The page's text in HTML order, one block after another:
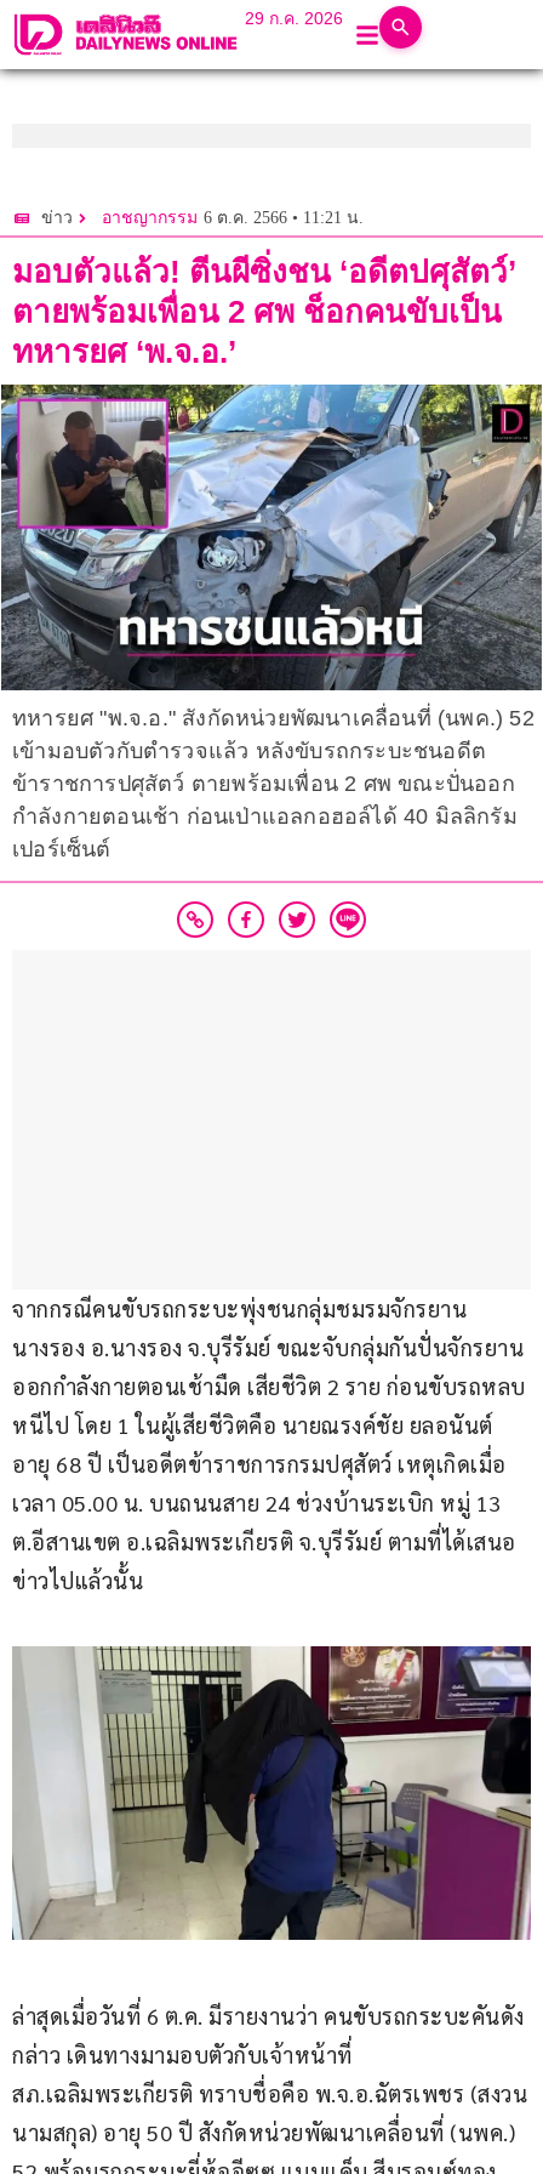
29 ก.ค. 2026
ข่าว อาชญากรรม 6 ต.ค. 2566 • 11:21 น.
มอบตัวแล้ว! ตีนผีซิ่งชน ‘อดีตปศุสัตว์’
ตายพร้อมเพื่อน 2 ศพ ช็อกคนขับเป็น
ทหารยศ ‘พ.จ.อ.’
ทหารยศ "พ.จ.อ." สังกัดหน่วยพัฒนาเคลื่อนที่ (นพค.) 52
เข้ามอบตัวกับตำรวจแล้ว หลังขับรถกระบะชนอดีต
ข้าราชการปศุสัตว์ ตายพร้อมเพื่อน 2 ศพ ขณะปั่นออก
กำลังกายตอนเช้า ก่อนเป่าแอลกอฮอล์ได้ 40 มิลลิกรัม
เปอร์เซ็นต์
จากกรณีคนขับรถกระบะพุ่งชนกลุ่มชมรมจักรยาน
นางรอง อ.นางรอง จ.บุรีรัมย์ ขณะจับกลุ่มกันปั่นจักรยาน
ออกกำลังกายตอนเช้ามืด เสียชีวิต 2 ราย ก่อนขับรถหลบ
หนีไป โดย 1 ในผู้เสียชีวิตคือ นายณรงค์ชัย ยลอนันต์
อายุ 68 ปี เป็นอดีตข้าราชการกรมปศุสัตว์ เหตุเกิดเมื่อ
เวลา 05.00 น. บนถนนสาย 24 ช่วงบ้านระเบิก หมู่ 13
ต.อีสานเขต อ.เฉลิมพระเกียรติ จ.บุรีรัมย์ ตามที่ได้เสนอ
ข่าวไปแล้วนั้น
ล่าสุดเมื่อวันที่ 6 ต.ค. มีรายงานว่า คนขับรถกระบะคันดัง
กล่าว เดินทางมามอบตัวกับเจ้าหน้าที่
สภ.เฉลิมพระเกียรติ ทราบชื่อคือ พ.จ.อ.ฉัตรเพชร (สงวน
นามสกุล) อายุ 50 ปี สังกัดหน่วยพัฒนาเคลื่อนที่ (นพค.)